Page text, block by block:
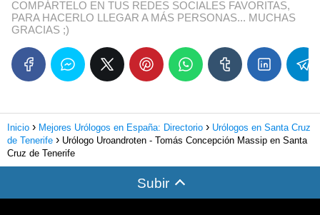
COMPÁRTELO EN TUS REDES SOCIALES FAVORITAS,
PARA HACERLO LLEGAR A MÁS PERSONAS... MUCHAS
GRACIAS ;)
Inicio Mejores Urólogos en España: Directorio
Urólogos en Santa Cruz
de Tenerife
Urólogo Uroandroten - Tomás Concepción Massip en Santa
Cruz de Tenerife
Subir